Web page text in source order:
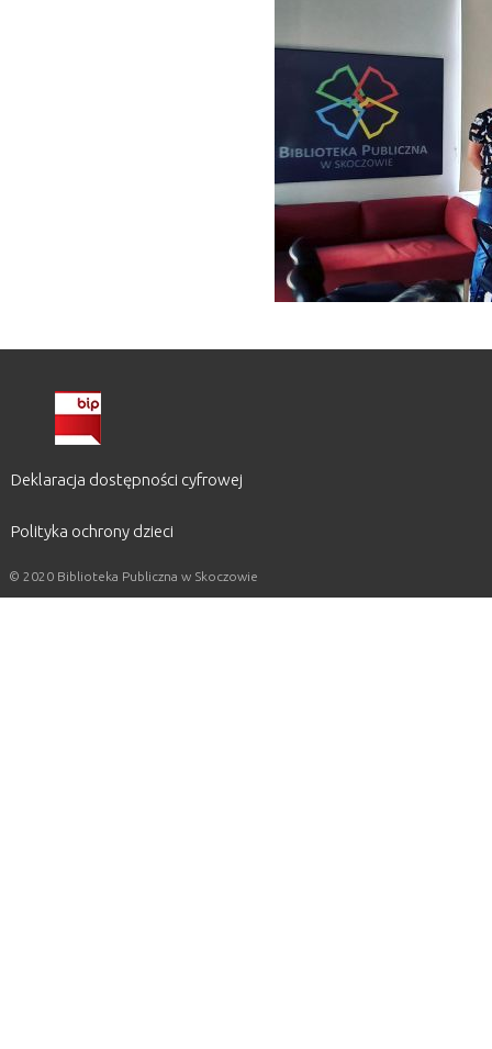
Polityka ochrony dzieci
Deklaracja dostępności cyfrowej
© 2020 Biblioteka Publiczna w Skoczowie